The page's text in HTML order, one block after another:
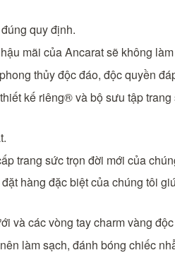
quy định.
mãi của Ancarat sẽ không
thủy độc đáo, độc quyền
kế riêng® và bộ sưu tập
trang sức trọn đời mới của
hàng đặc biệt của chúng tôi
và các vòng tay charm vàng
làm sạch, đánh bóng chiếc